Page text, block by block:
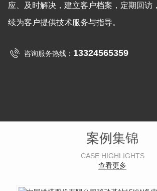
应、及时解决，建立客户档案，定期回访
续为客户提供技术服务与指导。
咨询服务热线： 13324565359
案例集锦
CASE HIGHLIGHTS
查看更多